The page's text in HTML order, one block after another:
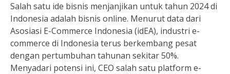
Salah satu ide bisnis menjanjikan untuk tahun 2024 di
Indonesia adalah bisnis online. Menurut data dari
Asosiasi E-Commerce Indonesia (idEA), industri e-
commerce di Indonesia terus berkembang pesat
dengan pertumbuhan tahunan sekitar 50%.
Menyadari potensi ini, CEO salah satu platform e-